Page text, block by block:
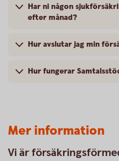
Har ni någon
efter månad?
Hur avslutar jag min
Hur fungerar
Mer information
Vi är